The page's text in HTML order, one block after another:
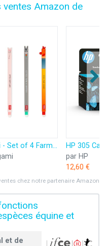
ventes Amazon de
Legami - Set of 4 Farm Sweet Farm Erasable Gel Pens, Stylos à encre thermosensible effaçable, noir, rose, vert, rouge, efface sans consommer de feuille, pointe 0,7 mm
par HP
12,60 €
chez notre partenaire Amazon
équine et
et de